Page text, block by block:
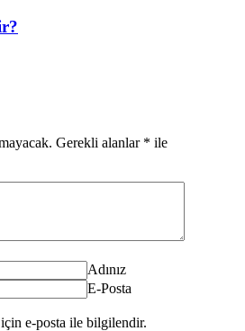
Gerekli alanlar * ile
Adınız
E-Posta
e-posta ile bilgilendir.